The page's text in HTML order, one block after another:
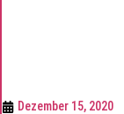
Dezember 15, 2020